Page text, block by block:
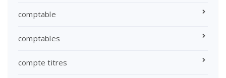
comptable
comptables
compte titres